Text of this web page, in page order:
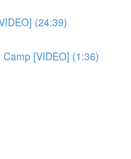
(24:39)
[VIDEO] (1:36)